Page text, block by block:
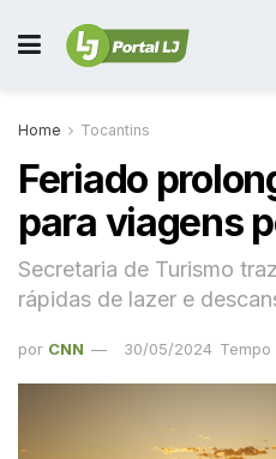
Home Tocantins
Feriado
para viagens
Secretaria de Turismo
rápidas de lazer e
por CNN 30/05/2024